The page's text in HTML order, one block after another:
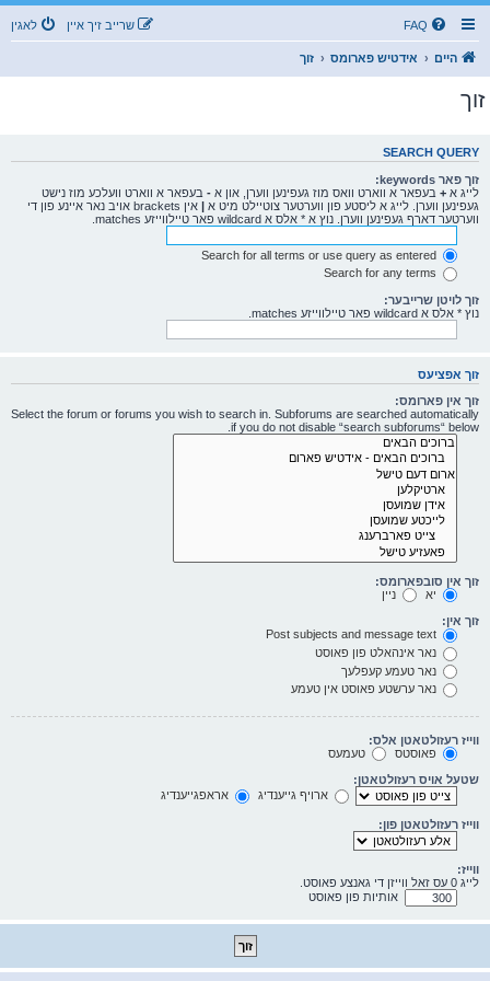
FAQ לאגין שרייב זיך איין
היים אידטיש פארומס זוך
זוך
SEARCH QUERY
זוך פאר keywords:
לייג א + בעפאר א ווארט וואס מוז געפינען ווערן, און א - בעפאר א ווארט וועלכע מוז נישט
געפינען ווערן. לייג א ליסטע פון ווערטער צוטיילט מיט א |
אין brackets אויב נאר איינע פון די
ווערטער דארף געפינען ווערן. נוץ א * אלס א wildcard פאר טיילווייזע matches.
זוך לויטן שרייבער:
נוץ * אלס א wildcard פאר טיילווייזע matches.
זוך אפציעס
זוך אין פארומס:
Select the forum or forums you wish to search in. Subforums are searched automatically
if you do not disable “search subforums“ below.
זוך אין סובפארומס:
יא
ניין
זוך אין:
נאר אינהאלט פון פאוסט
נאר טעמע קעפלעך
נאר ערשטע פאוסט אין טעמע
ווייז רעזולטאטן אלס:
פאוסטס
טעמעס
שטעל אויס רעזולטאטן:
ארויף גייענדיג
אראפגייענדיג
ווייז רעזולטאטן פון:
ווייז:
לייג 0 עס זאל ווייזן די גאנצע פאוסט.
אותיות פון פאוסט